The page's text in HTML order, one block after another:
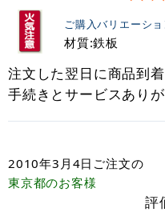
ご購入バリエーショ
材質:鉄板
注文した翌日に商品到
手続きとサービスあり
2010年3月4日 ご注文の
東京都のお客様
評